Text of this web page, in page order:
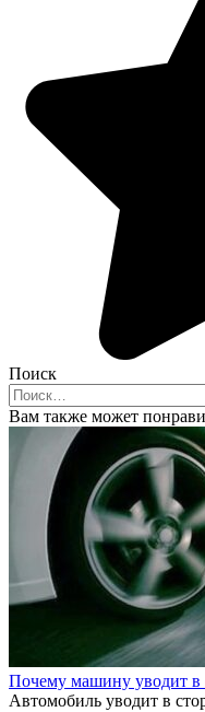
Поиск
Search
for:
Вам также может
Почему машину уводит в
Автомобиль уводит в